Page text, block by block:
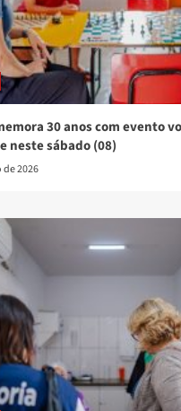
30 anos com evento
neste sábado (08)
de 2026